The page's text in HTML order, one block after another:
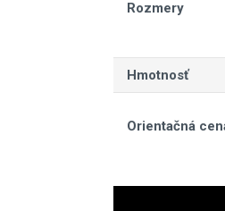
Rozmery
Hmotnosť
Orientačná